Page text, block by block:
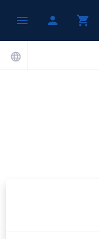
shopping_cart
person
menu
language